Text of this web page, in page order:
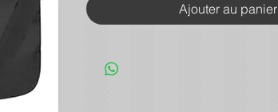
Ajouter au panier